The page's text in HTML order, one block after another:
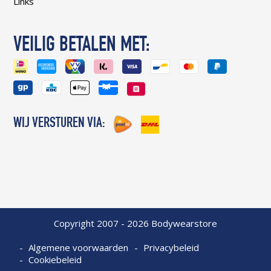
VEILIG BETALEN MET:
WIJ VERSTUREN VIA:
Copyright 2007 - 2026 Bodywearstore
Algemene voorwaarden
Privacybeleid
Cookiebeleid